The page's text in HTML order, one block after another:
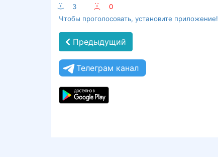
:-) 3 :-(
0
Чтобы проголосовать, установите приложение!
Предыдущий
Телеграм канал